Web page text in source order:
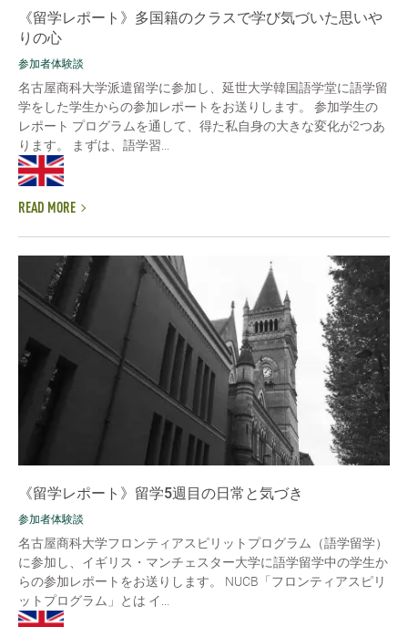
《留学レポート》多国籍のクラスで学び気づいた思いや
りの心
参加者体験談
名古屋商科大学派遣留学に参加し、延世大学韓国語学堂に語学留
学をした学生からの参加レポートをお送りします。 参加学生の
レポート プログラムを通して、得た私自身の大きな変化が2つあ
ります。 まずは、語学習...
READ MORE
《留学レポート》留学5週目の日常と気づき
参加者体験談
名古屋商科大学フロンティアスピリットプログラム（語学留学）
に参加し、イギリス・マンチェスター大学に語学留学中の学生か
らの参加レポートをお送りします。 NUCB「フロンティアスピリ
ットプログラム」とは イ...